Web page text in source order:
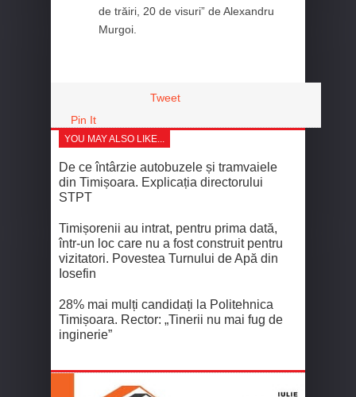
de trăiri, 20 de visuri” de Alexandru
Murgoi.
Tweet
Pin It
YOU MAY ALSO LIKE...
De ce întârzie autobuzele și tramvaiele
din Timișoara. Explicația directorului
STPT
Timișorenii au intrat, pentru prima dată,
într-un loc care nu a fost construit pentru
vizitatori. Povestea Turnului de Apă din
Iosefin
28% mai mulți candidați la Politehnica
Timișoara. Rector: „Tinerii nu mai fug de
inginerie”